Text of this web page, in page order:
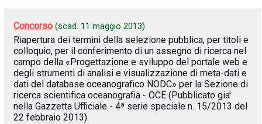
Concorso (scad. 11 maggio 2013)
Riapertura dei termini della selezione pubblica, per titoli e
colloquio, per il conferimento di un assegno di ricerca nel
campo della «Progettazione e sviluppo del portale web e
degli strumenti di analisi e visualizzazione di meta-dati e
dati del database oceanografico NODC» per la Sezione di
ricerca scientifica oceanografia - OCE (Pubblicato gia'
nella Gazzetta Ufficiale - 4ª serie speciale n. 15/2013 del
22 febbraio 2013).